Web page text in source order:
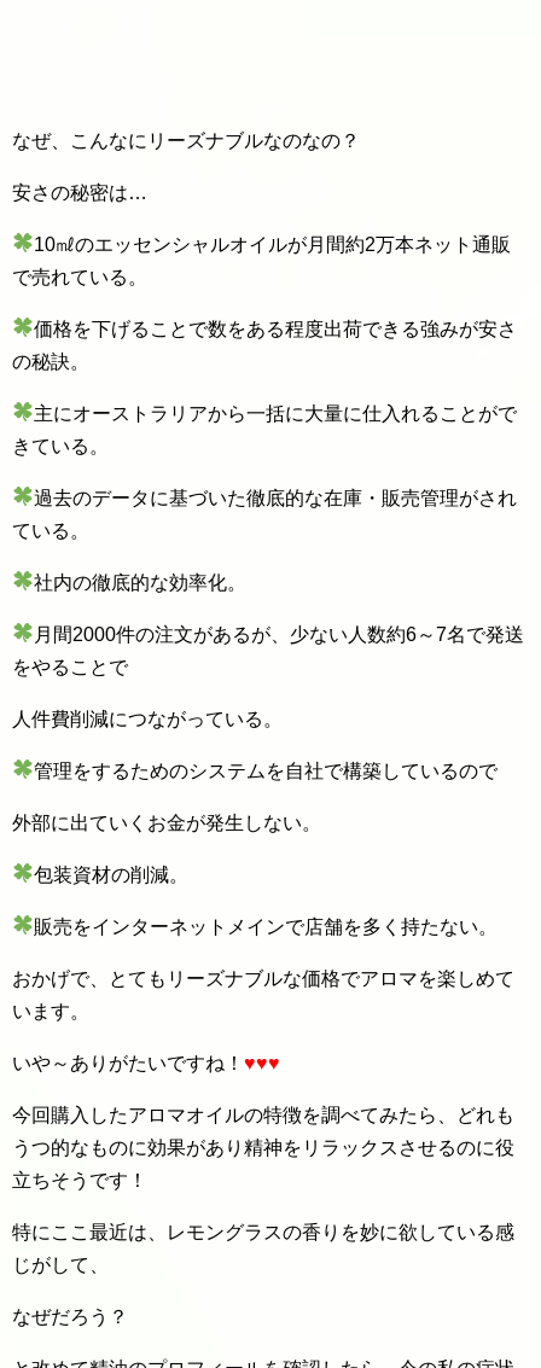
なぜ、こんなにリーズナブルなのなの？
安さの秘密は…
10㎖のエッセンシャルオイルが月間約2万本ネット通販
で売れている。
価格を下げることで数をある程度出荷できる強みが安さ
の秘訣。
主にオーストラリアから一括に大量に仕入れることがで
きている。
過去のデータに基づいた徹底的な在庫・販売管理がされ
ている。
社内の徹底的な効率化。
月間2000件の注文があるが、少ない人数約6～7名で発送
をやることで
人件費削減につながっている。
管理をするためのシステムを自社で構築しているので
外部に出ていくお金が発生しない。
包装資材の削減。
販売をインターネットメインで店舗を多く持たない。
おかげで、とてもリーズナブルな価格でアロマを楽しめて
います。
いや～ありがたいですね！ ♥️♥️♥️
今回購入したアロマオイルの特徴を調べてみたら、どれも
うつ的なものに効果があり精神をリラックスさせるのに役
立ちそうです！
特にここ最近は、レモングラスの香りを妙に欲している感
じがして、
なぜだろう？